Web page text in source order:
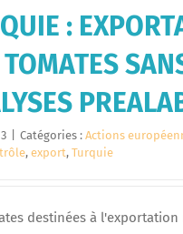
:
Catégories : Actions
, export, Turquie
destinées à l'exportation